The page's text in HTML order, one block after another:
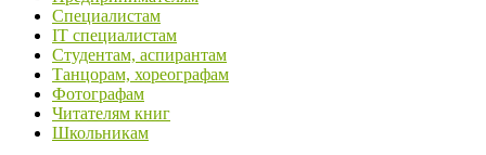
Специалистам
IT специалистам
Студентам, аспирантам
Танцорам, хореографам
Фотографам
Читателям книг
Школьникам